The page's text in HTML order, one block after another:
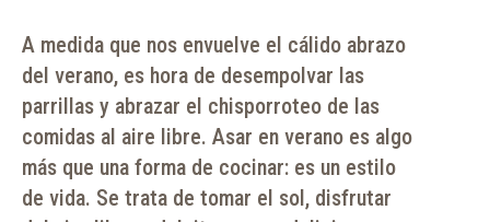
A medida que nos envuelve el cálido abrazo
del verano, es hora de desempolvar las
parrillas y abrazar el chisporroteo de las
comidas al aire libre. Asar en verano es algo
más que una forma de cocinar: es un estilo
de vida. Se trata de tomar el sol, disfrutar